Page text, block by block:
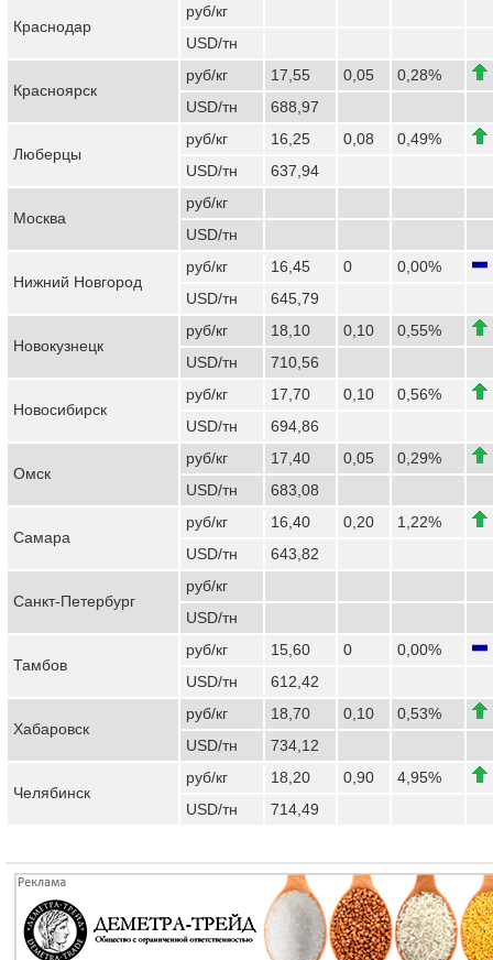
Краснодар
руб/кг
USD/тн
Красноярск
руб/кг 17,55 0,05
0,28%
USD/тн
688,97
Люберцы
руб/кг 16,25 0,08
0,49%
USD/тн
637,94
Москва
руб/кг
USD/тн
Нижний Новгород
руб/кг 16,45 0
0,00%
USD/тн
645,79
Новокузнецк
руб/кг 18,10 0,10
0,55%
USD/тн
710,56
Новосибирск
руб/кг 17,70 0,10
0,56%
USD/тн
694,86
Омск
руб/кг 17,40 0,05
0,29%
USD/тн
683,08
Самара
руб/кг 16,40 0,20
1,22%
USD/тн
643,82
Санкт-Петербург
руб/кг
USD/тн
Тамбов
руб/кг 15,60 0
0,00%
USD/тн
612,42
Хабаровск
руб/кг 18,70 0,10
0,53%
USD/тн
734,12
Челябинск
руб/кг 18,20 0,90
4,95%
USD/тн
714,49